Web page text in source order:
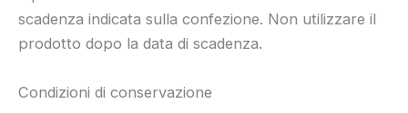
scadenza indicata sulla confezione. Non utilizzare il
prodotto dopo la data di scadenza.
Condizioni di conservazione